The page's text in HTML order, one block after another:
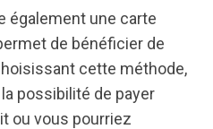
également une carte
de bénéficier de
cette méthode,
possibilité de payer
ou vous pourriez